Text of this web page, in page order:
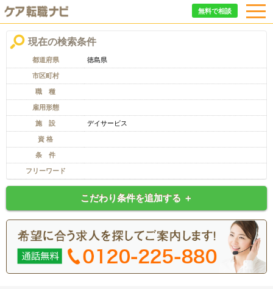
無料で相談
現在の検索条件
都道府県 徳島県
市区町村
職 種
雇用形態
施 設 デイサービス
資 格
条 件
フリーワード
こだわり条件を追加する ＋